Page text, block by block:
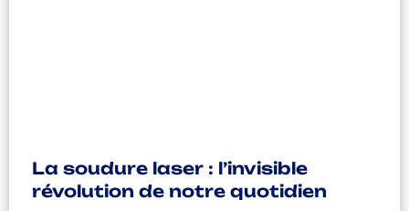
La soudure laser : l’invisible
révolution de notre quotidien